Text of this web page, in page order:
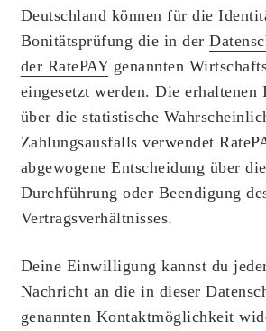
Deutschland können für die
Bonitätsprüfung die in der
der RatePAYgenannten
eingesetzt werden. Die erhaltenen
über die statistische
Zahlungsausfalls verwendet
abgewogene Entscheidung über
Durchführung oder Beendigung
Vertragsverhältnisses.
Deine Einwilligung kannst du
Nachricht an die in dieser
genannten Kontaktmöglichkeit